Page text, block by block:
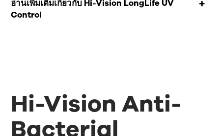
อ่านเพิ่มเติมเกี่ยวกับ Hi-Vision LongLife UV
Control
Hi-Vision Anti-
Bacterial